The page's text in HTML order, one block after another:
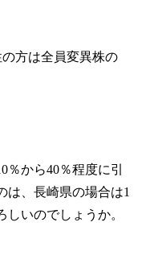
方は全員変異株の
から40％程度に引
は、長崎県の場合は1
いのでしょうか。